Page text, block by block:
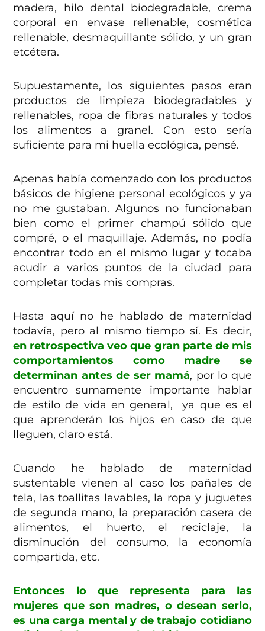
madera, hilo dental biodegradable, crema
corporal en envase rellenable, cosmética
rellenable, desmaquillante sólido, y un gran
etcétera.
Supuestamente, los siguientes pasos eran
productos de limpieza biodegradables y
rellenables, ropa de fibras naturales y todos
los alimentos a granel. Con esto sería
suficiente para mi huella ecológica, pensé.
Apenas había comenzado con los productos
básicos de higiene personal ecológicos y ya
no me gustaban. Algunos no funcionaban
bien como el primer champú sólido que
compré, o el maquillaje. Además, no podía
encontrar todo en el mismo lugar y tocaba
acudir a varios puntos de la ciudad para
completar todas mis compras.
Hasta aquí no he hablado de maternidad
todavía, pero al mismo tiempo sí. Es decir,
en retrospectiva veo que gran parte de mis
comportamientos como madre se
determinan antes de ser mamá, por lo que
encuentro sumamente importante hablar
de estilo de vida en general,
ya que es el
que aprenderán los hijos en caso de que
lleguen, claro está.
Cuando he hablado de maternidad
sustentable vienen al caso los pañales de
tela, las toallitas lavables, la ropa y juguetes
de segunda mano, la preparación casera de
alimentos, el huerto, el reciclaje, la
disminución del consumo, la economía
compartida, etc.
Entonces lo que representa para las
mujeres que son madres, o desean serlo,
es una carga mental y de trabajo cotidiano